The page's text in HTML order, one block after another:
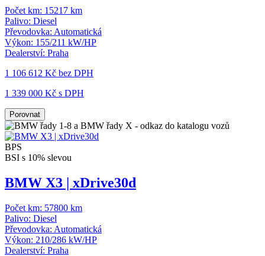
Počet km: 15217 km
Palivo: Diesel
Převodovka: Automatická
Výkon: 155/211 kW/HP
Dealerství: Praha
1 106 612 Kč bez DPH
1 339 000 Kč s DPH
Porovnat
BPS
BSI s 10% slevou
BMW X3 | xDrive30d
Počet km: 57800 km
Palivo: Diesel
Převodovka: Automatická
Výkon: 210/286 kW/HP
Dealerství: Praha